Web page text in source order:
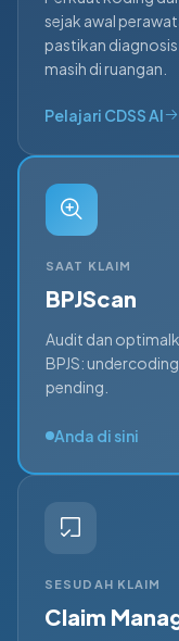
sejak awal
pastikan diagnosis
masih di ruangan.
Pelajari CDSS AI
SAAT KLAIM
BPJScan
Audit dan
BPJS:
pending.
Anda di sini
SESUDAH KLAIM
Claim